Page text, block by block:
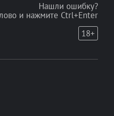
Нашли ошибку?
и нажмите Ctrl+Enter
18+